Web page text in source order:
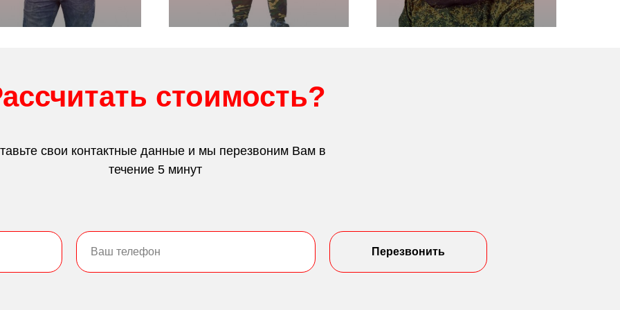
стоимость?
свои контактные данные и мы перезвоним Вам в
течение 5 минут
Перезвонить